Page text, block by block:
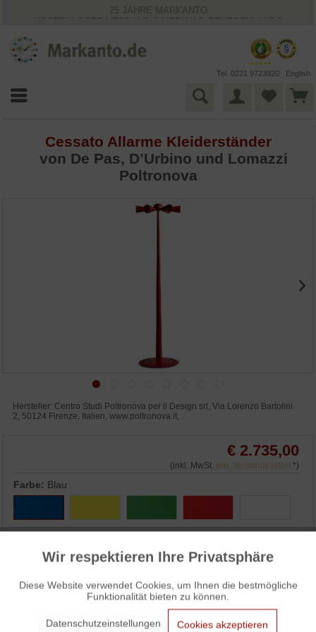
25 JAHRE MARKANTO
KOSTENLOSER VERSAND INNERHALB DEUTSCHLANDS
VIELFÄLTIGE ZAHLUNGSMÖGLICHKEITEN
BESTPRICE-GARANTIE
Tel. 0221 9723920 English
Cessato Allarme Kleiderständer
von De Pas, D’Urbino und Lomazzi
Poltronova
Hersteller: Centro Studi Poltronova per il Design srl, Via Lorenzo Bartolini
2, 50124 Firenze, Italien, www.poltronova.it,
€ 2.735,00
(inkl. MwSt. inkl. Versandkosten *)
Farbe: Blau
WUNSCHLISTE ANFRAGEN
3% Skonto bei Vorkasse: € 2.652,95
Funktionale Aktiv
Aktiv
Wir respektieren Ihre Privatsphäre
Diese Website verwendet Cookies, um Ihnen die bestmögliche
Funktionalität bieten zu können.
Datenschutzeinstellungen Cookies akzeptieren